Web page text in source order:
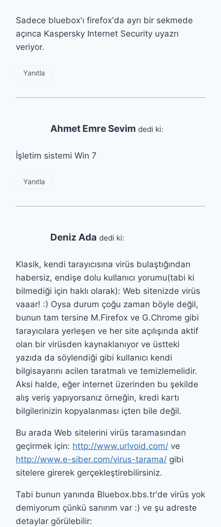
Sadece bluebox'ı firefox'da ayrı bir sekmede
açınca Kaspersky Internet Security uyazrı
veriyor.
Yanıtla
Ahmet Emre Sevim dedi ki:
İşletim sistemi Win 7
Yanıtla
Deniz Ada dedi ki:
Klasik, kendi tarayıcısına virüs bulaştığından
habersiz, endişe dolu kullanıcı yorumu(tabi ki
bilmediği için haklı olarak): Web sitenizde virüs
vaaar! :) Oysa durum çoğu zaman böyle değil,
bunun tam tersine M.Firefox ve G.Chrome gibi
tarayıcılara yerleşen ve her site açılışında aktif
olan bir virüsden kaynaklanıyor ve üstteki
yazıda da söylendiği gibi kullanıcı kendi
bilgisayarını acilen taratmalı ve temizlemelidir.
Aksi halde, eğer internet üzerinden bu şekilde
alış veriş yapıyorsanız örneğin, kredi kartı
bilgilerinizin kopyalanması içten bile değil.
Bu arada Web sitelerini virüs taramasından
geçirmek için: http://www.urlvoid.com/ ve
http://www.e-siber.com/virus-tarama/ gibi
sitelere girerek gerçekleştirebilirsiniz.
Tabi bunun yanında Bluebox.bbs.tr'de virüs yok
demiyorum çünkü sanırım var :) ve şu adreste
detaylar görülebilir: